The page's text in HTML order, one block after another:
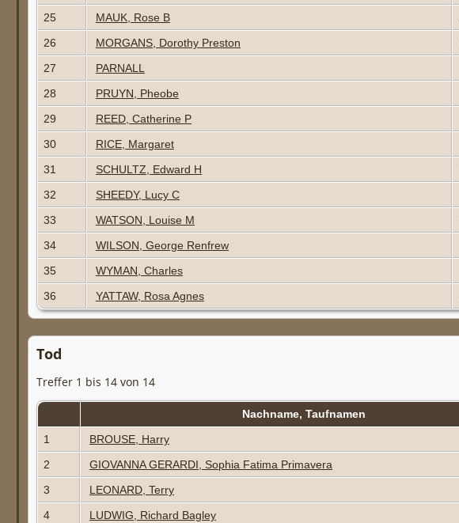
25
MAUK, Rose B
26
MORGANS, Dorothy Preston
27
PARNALL
28
PRUYN, Pheobe
29
REED, Catherine P
30
RICE, Margaret
31
SCHULTZ, Edward H
32
SHEEDY, Lucy C
33
WATSON, Louise M
34
WILSON, George Renfrew
35
WYMAN, Charles
36
YATTAW, Rosa Agnes
Tod
Treffer 1 bis 14 von 14
Nachname, Taufnamen
1
BROUSE, Harry
2
GIOVANNA GERARDI, Sophia Fatima Primavera
3
LEONARD, Terry
4
LUDWIG, Richard Bagley